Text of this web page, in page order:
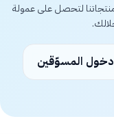
لتحصل على عمولة
المسوّقين